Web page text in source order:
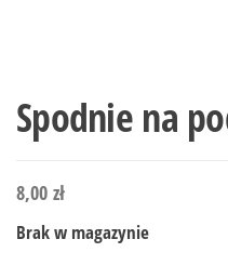
Spodnie na
8,00 zł
Brak w magazynie